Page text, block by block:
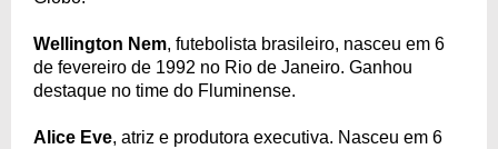
Wellington Nem, futebolista brasileiro, nasceu em 6
de fevereiro de 1992 no Rio de Janeiro. Ganhou
destaque no time do Fluminense.
Alice Eve, atriz e produtora executiva. Nasceu em 6